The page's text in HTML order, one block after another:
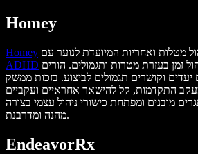
Homey
Homey מטלות ואחריות המיועדת לנוער עם
ADHD
וקושרים תגמולים לביצוע. בזכות ממשק
מובנים ומפתחת כישורי ניהול עצמי בצורה
מהנה ומדרבנת.
EndeavorRx